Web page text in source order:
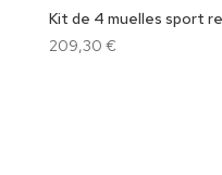
Kit de 4 muelles sport
209,30 €